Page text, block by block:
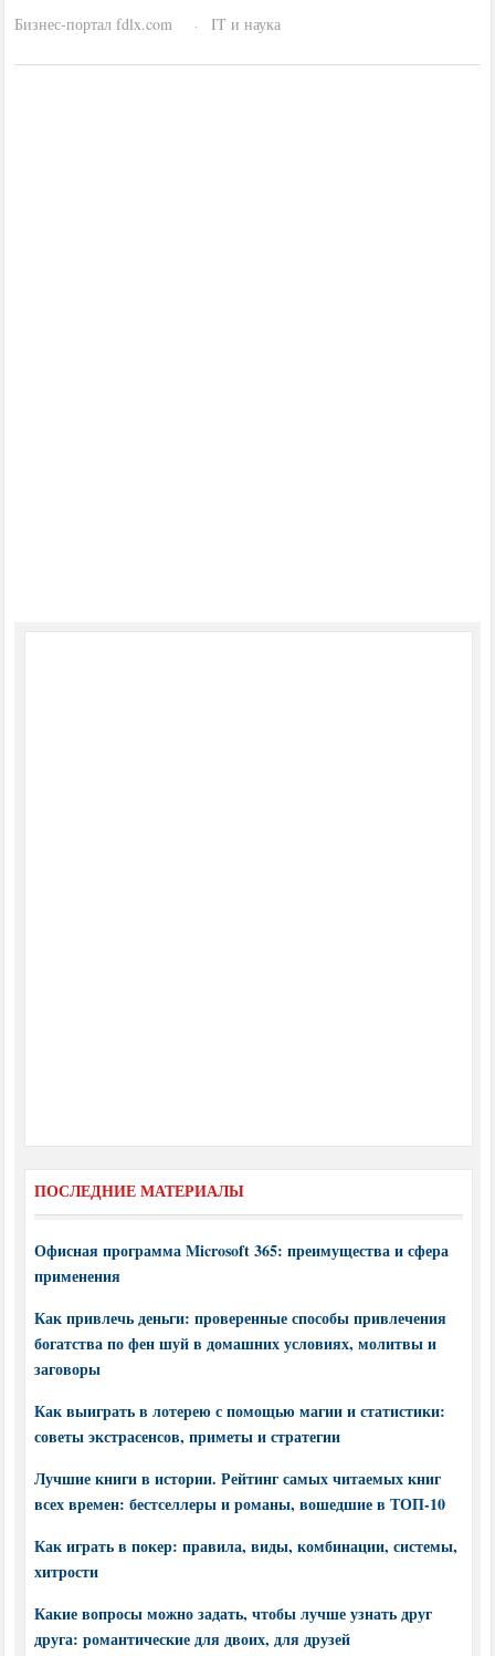
Бизнес-портал fdlx.com
· IT и наука
ПОСЛЕДНИЕ МАТЕРИАЛЫ
Офисная программа Microsoft 365: преимущества и сфера
применения
Как привлечь деньги: проверенные способы привлечения
богатства по фен шуй в домашних условиях, молитвы и
заговоры
Как выиграть в лотерею с помощью магии и статистики:
советы экстрасенсов, приметы и стратегии
Лучшие книги в истории. Рейтинг самых читаемых книг
всех времен: бестселлеры и романы, вошедшие в ТОП-10
Как играть в покер: правила, виды, комбинации, системы,
хитрости
Какие вопросы можно задать, чтобы лучше узнать друг
друга: романтические для двоих, для друзей